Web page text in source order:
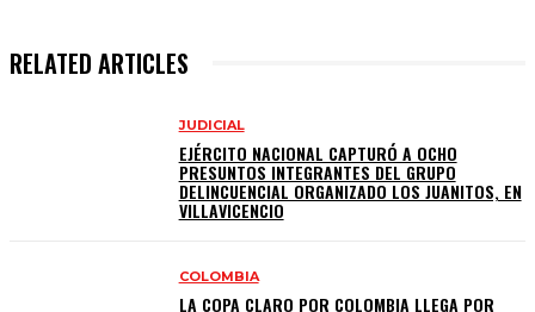
RELATED ARTICLES
JUDICIAL
EJÉRCITO NACIONAL CAPTURÓ A OCHO
PRESUNTOS INTEGRANTES DEL GRUPO
DELINCUENCIAL ORGANIZADO LOS JUANITOS, EN
VILLAVICENCIO
COLOMBIA
LA COPA CLARO POR COLOMBIA LLEGA POR